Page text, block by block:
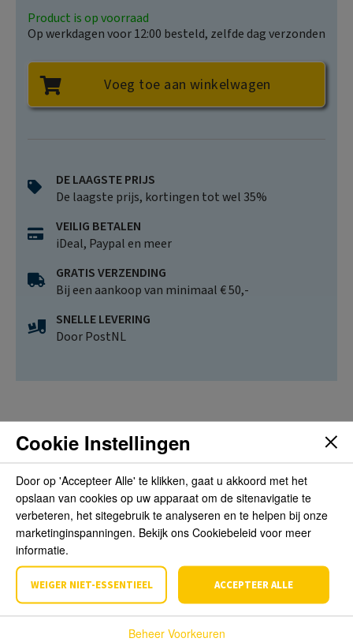
Product is op voorraad
Op werkdagen voor 12:00 besteld, zelfde dag verzonden
Voeg toe aan winkelwagen
DE LAAGSTE PRIJS
De laagste prijs, kortingen tot wel 35%
VEILIG BETALEN
iDeal, Paypal en meer
GRATIS VERZENDING
Bij een aankoop van minimaal € 50,-
SNELLE LEVERING
Door PostNL
Beoordelingen
Schrijf de eerste review over dit product
Schrijf een beoordeling
Cookie Instellingen
Door op 'Accepteer Alle' te klikken, gaat u akkoord met het
opslaan van cookies op uw apparaat om de sitenavigatie te
verbeteren, het sitegebruik te analyseren en te helpen bij onze
marketinginspanningen. Bekijk ons Cookiebeleid voor meer
informatie.
WEIGER NIET-ESSENTIEEL ACCEPTEER ALLE
Beheer Voorkeuren